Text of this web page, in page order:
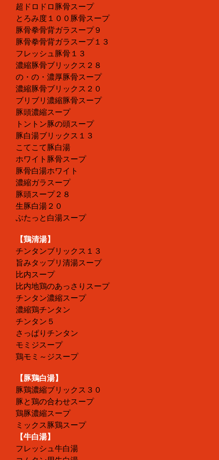
超ドロドロ豚骨スープ
とろみ度１００豚骨スープ
豚骨拳骨背ガラスープ９
豚骨拳骨背ガラスープ１３
フレッシュ豚骨１３
濃縮豚骨ブリックス２８
の・の・濃厚豚骨スープ
濃縮豚骨ブリックス２０
ブリブリ濃縮豚骨スープ
豚頭濃縮スープ
トントン豚の頭スープ
豚白湯ブリックス１３
こてこて豚白湯
ホワイト豚骨スープ
豚骨白湯ホワイト
濃縮ガラスープ
豚頭スープ２８
生豚白湯２０
ぶたっと白湯スープ
【鶏清湯】
チンタンブリックス１３
旨みタップリ清湯スープ
比内スープ
比内地鶏のあっさりスープ
チンタン濃縮スープ
濃縮鶏チンタン
チンタン５
さっぱりチンタン
モミジスープ
鶏モミ～ジスープ
【豚鶏白湯】
豚鶏濃縮ブリックス３０
豚と鶏の合わせスープ
鶏豚濃縮スープ
ミックス豚鶏スープ
【牛白湯】
フレッシュ牛白湯